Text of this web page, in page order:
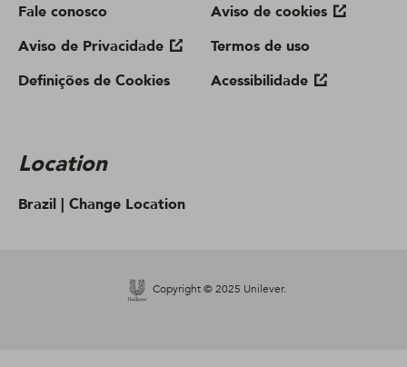
Fale conosco
Aviso de Privacidade
Definições de Cookies
Aviso de cookies
Termos de uso
Acessibilidade
Location
Brazil | Change Location
Copyright © 2025 Unilever.